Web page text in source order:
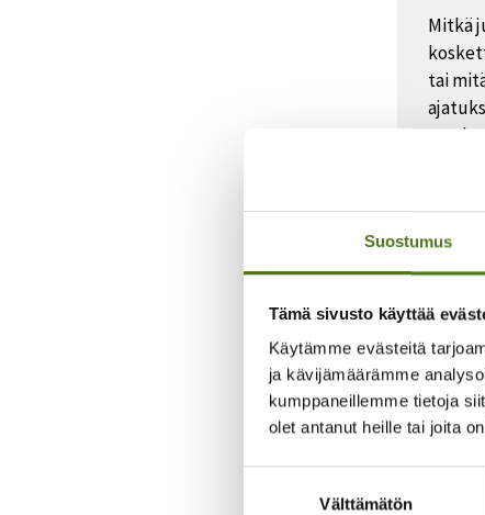
Suostumus
Tämä sivusto käyttää
Käytämme evästeitä
ja kävijämäärämme
kumppaneillemme tietoja
olet antanut heille tai joita
Välttämätön
Mitkä
tai
Aikuiset
Jaa